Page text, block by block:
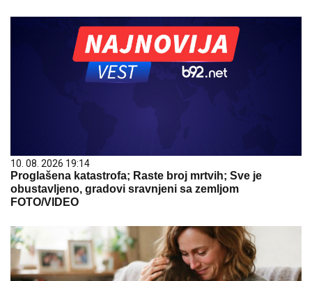
10. 08. 2026 19:14
Proglašena katastrofa; Raste broj mrtvih; Sve je
obustavljeno, gradovi sravnjeni sa zemljom
FOTO/VIDEO